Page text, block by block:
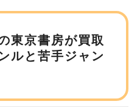
東京書房が買取
ルと苦手ジャン